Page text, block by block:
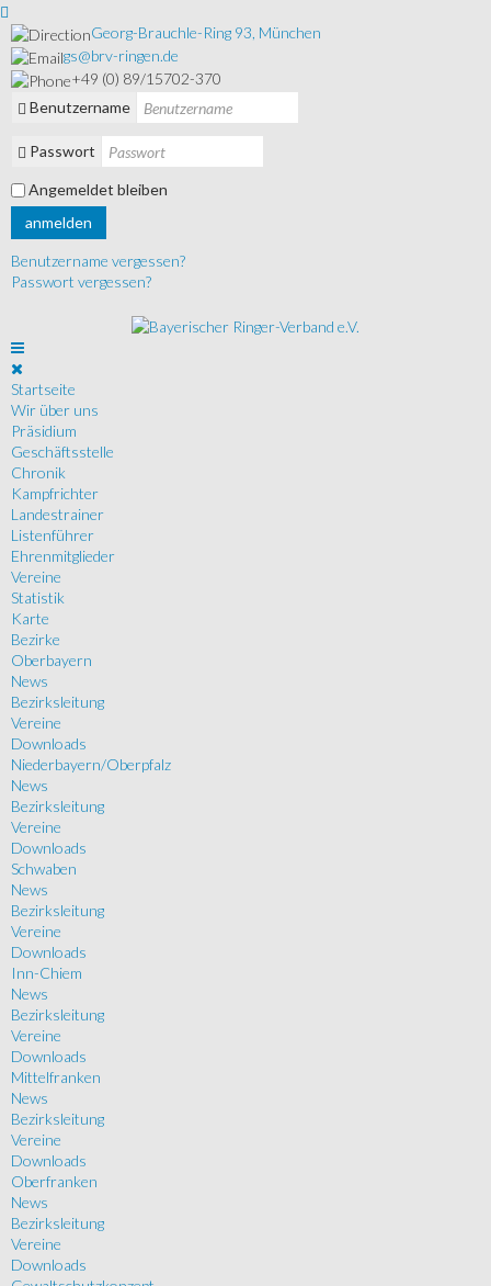
Georg-Brauchle-Ring 93, München
gs@brv-ringen.de
+49 (0) 89/15702-370
Benutzername
Passwort
Angemeldet bleiben
anmelden
Benutzername vergessen?
Passwort vergessen?
Startseite
Wir über uns
Präsidium
Geschäftsstelle
Chronik
Kampfrichter
Landestrainer
Listenführer
Ehrenmitglieder
Vereine
Statistik
Karte
Bezirke
Oberbayern
News
Bezirksleitung
Vereine
Downloads
Niederbayern/Oberpfalz
News
Bezirksleitung
Vereine
Downloads
Schwaben
News
Bezirksleitung
Vereine
Downloads
Inn-Chiem
News
Bezirksleitung
Vereine
Downloads
Mittelfranken
News
Bezirksleitung
Vereine
Downloads
Oberfranken
News
Bezirksleitung
Vereine
Downloads